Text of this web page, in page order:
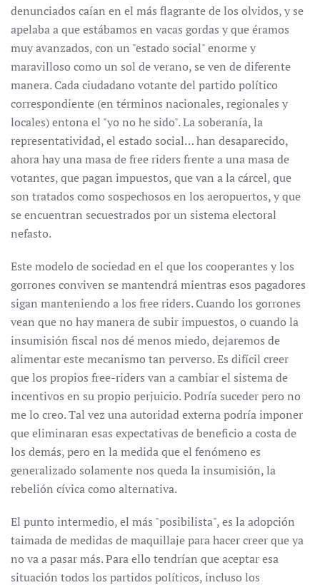
denunciados caían en el más flagrante de los olvidos, y se
apelaba a que estábamos en vacas gordas y que éramos
muy avanzados, con un "estado social" enorme y
maravilloso como un sol de verano, se ven de diferente
manera. Cada ciudadano votante del partido político
correspondiente (en términos nacionales, regionales y
locales) entona el "yo no he sido". La soberanía, la
representatividad, el estado social… han desaparecido,
ahora hay una masa de free riders frente a una masa de
votantes, que pagan impuestos, que van a la cárcel, que
son tratados como sospechosos en los aeropuertos, y que
se encuentran secuestrados por un sistema electoral
nefasto.
Este modelo de sociedad en el que los cooperantes y los
gorrones conviven se mantendrá mientras esos pagadores
sigan manteniendo a los free riders. Cuando los gorrones
vean que no hay manera de subir impuestos, o cuando la
insumisión fiscal nos dé menos miedo, dejaremos de
alimentar este mecanismo tan perverso. Es difícil creer
que los propios free-riders van a cambiar el sistema de
incentivos en su propio perjuicio. Podría suceder pero no
me lo creo. Tal vez una autoridad externa podría imponer
que eliminaran esas expectativas de beneficio a costa de
los demás, pero en la medida que el fenómeno es
generalizado solamente nos queda la insumisión, la
rebelión cívica como alternativa.
El punto intermedio, el más "posibilista", es la adopción
taimada de medidas de maquillaje para hacer creer que ya
no va a pasar más. Para ello tendrían que aceptar esa
situación todos los partidos políticos, incluso los